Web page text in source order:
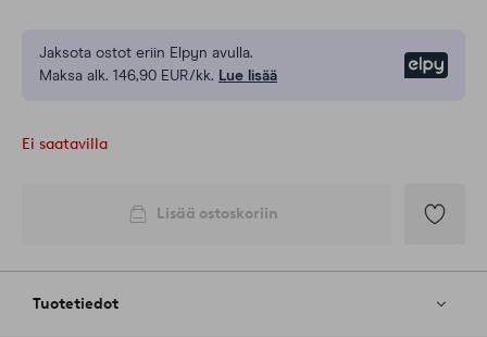
Jaksota ostot eriin Elpyn avulla.
Maksa alk. 146,90 EUR/kk. Lue lisää
Ei saatavilla
Lisää ostoskoriin
Tuotetiedot